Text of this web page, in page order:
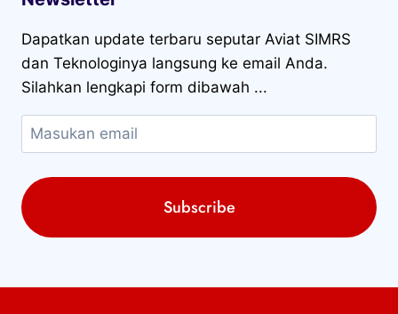
Dapatkan update terbaru seputar Aviat SIMRS
dan Teknologinya langsung ke email Anda.
Silahkan lengkapi form dibawah ...